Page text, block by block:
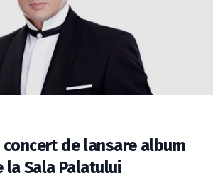
concert de lansare album
Sala Palatului